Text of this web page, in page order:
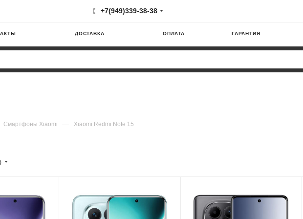
+7(949)339-38-38
ДОСТАВКА ОПЛАТА ГАРАНТИЯ
Смартфоны Xiaomi — Xiaomi Redmi Note 15
MediaTek Helio G100
Частота обновления
MediaTek Helio G100
Частота обновления